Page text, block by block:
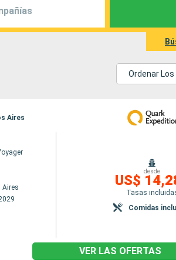
Ordenar
Aires
Aires
desde
US$
Tasas
Comidas
VER LAS OFERTAS